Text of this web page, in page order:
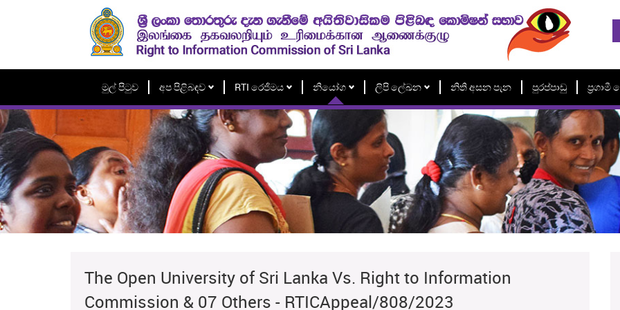
මුල් පිටුව අප පිළිබඳව RTI රෙජිමය නියෝග ලිපි ලේඛන නිති අසන පැන පුරප්පාඩු ප්‍රගාමී
The Open University of Sri Lanka Vs. Right to Information
Commission & 07 Others - RTICAppeal/808/2023